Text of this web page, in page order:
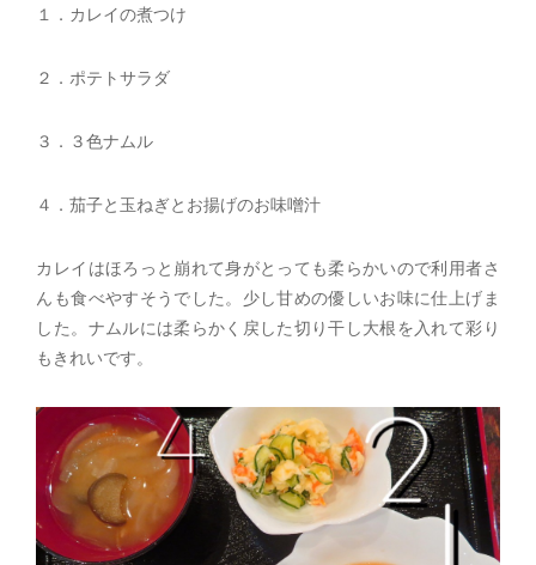
１．カレイの煮つけ
２．ポテトサラダ
３．３色ナムル
４．茄子と玉ねぎとお揚げのお味噌汁
カレイはほろっと崩れて身がとっても柔らかいので利用者さ
んも食べやすそうでした。少し甘めの優しいお味に仕上げま
した。ナムルには柔らかく戻した切り干し大根を入れて彩り
もきれいです。